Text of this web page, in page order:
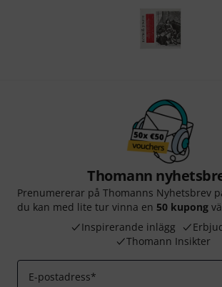
Thomann
Prenumererar på Thomanns Nyhetsbrev
du kan med lite tur vinna en 50 kupong
Inspirerande inlägg
Thomann Insikter
E-postadress*